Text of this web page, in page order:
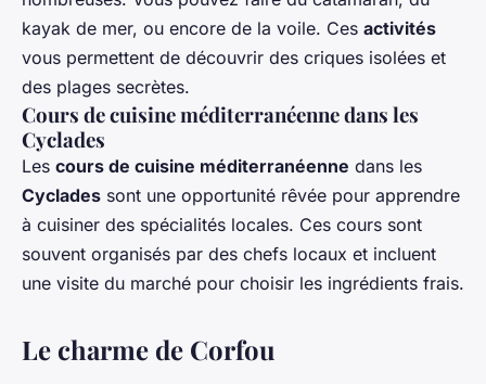
kayak de mer, ou encore de la voile. Ces activités
vous permettent de découvrir des criques isolées et
des plages secrètes.
Cours de cuisine méditerranéenne dans les
Cyclades
Les cours de cuisine méditerranéenne dans les
Cyclades sont une opportunité rêvée pour apprendre
à cuisiner des spécialités locales. Ces cours sont
souvent organisés par des chefs locaux et incluent
une visite du marché pour choisir les ingrédients frais.
Le charme de Corfou